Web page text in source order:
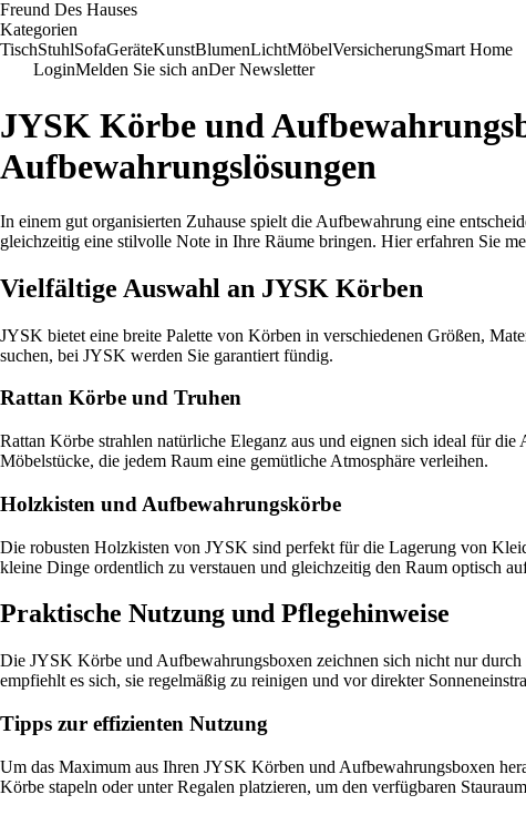
Freund Des Hauses
Kategorien
TischStuhlSofaGeräteKunstBlumenLichtMöbelVersicherungSmart Home
LoginMelden Sie sich anDer Newsletter
JYSK Körbe und
Aufbewahrungslösungen
In einem gut organisierten Zuhause spielt die Aufbewahrung eine
gleichzeitig eine stilvolle Note in Ihre Räume bringen. Hier erfahren Sie
Vielfältige Auswahl an JYSK Körben
JYSK bietet eine breite Palette von Körben in verschiedenen Größen,
suchen, bei JYSK werden Sie garantiert fündig.
Rattan Körbe und Truhen
Rattan Körbe strahlen natürliche Eleganz aus und eignen sich ideal für
Möbelstücke, die jedem Raum eine gemütliche Atmosphäre verleihen.
Holzkisten und Aufbewahrungskörbe
Die robusten Holzkisten von JYSK sind perfekt für die Lagerung von
kleine Dinge ordentlich zu verstauen und gleichzeitig den Raum optisch
Praktische Nutzung und Pflegehinweise
Die JYSK Körbe und Aufbewahrungsboxen zeichnen sich nicht nur
empfiehlt es sich, sie regelmäßig zu reinigen und vor direkter
Tipps zur effizienten Nutzung
Um das Maximum aus Ihren JYSK Körben und Aufbewahrungsboxen
Körbe stapeln oder unter Regalen platzieren, um den verfügbaren